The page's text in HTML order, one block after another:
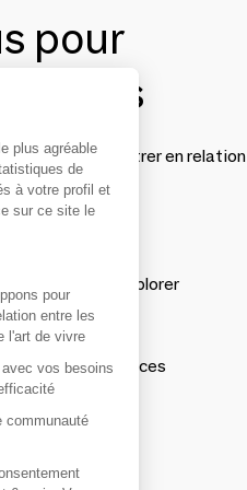
pour
MOM et de rentrer en relation
un compte.
fournisseurs à explorer
produits tendances
plus agréable
de
à votre profil et
sur ce site le
pour
entre les
l'art de vivre
vos besoins
communauté